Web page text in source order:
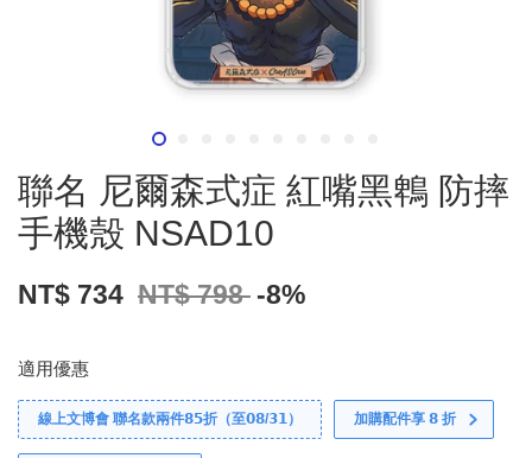
聯名 尼爾森式症 紅嘴黑鵯 防摔
手機殼 NSAD10
NT$ 734 NT$ 798 -8%
適用優惠
線上文博會 聯名款兩件𝟴𝟱折（至𝟬𝟴/𝟯𝟭） 加購配件享 𝟴 折